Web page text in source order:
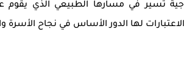
تسير في مسارها الطبيعي الذي يقوم
لها الدور الأساس في نجاح الأسرة